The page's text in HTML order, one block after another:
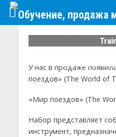
1 Минимальное
У нас в продаже
поездов» (The World of
«Мир поездов» (The
Набор представляет
инструмент,